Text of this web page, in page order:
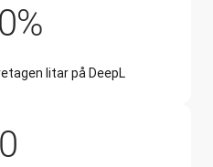
0%
litar på DeepL
0